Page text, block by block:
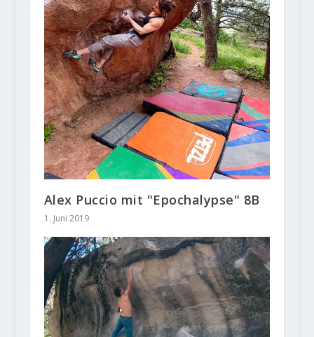
Alex Puccio mit "Epochalypse" 8B
1. Juni 2019